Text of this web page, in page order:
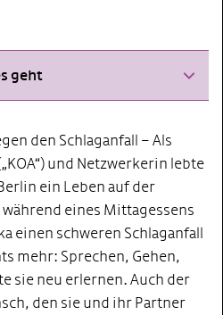
geht
den Schlaganfall – Als
und Netzwerkerin lebte
ein Leben auf der
eines Mittagessens
einen schweren Schlaganfall
mehr: Sprechen, Gehen,
sie neu erlernen. Auch der
den sie und ihr Partner